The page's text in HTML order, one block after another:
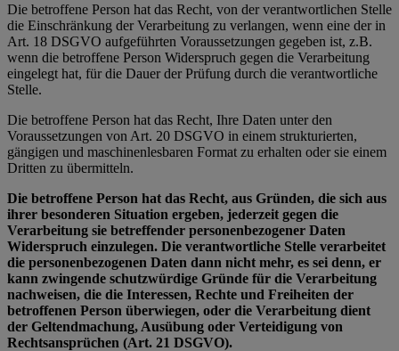
Die betroffene Person hat das Recht, von der verantwortlichen Stelle
die Einschränkung der Verarbeitung zu verlangen, wenn eine der in
Art. 18 DSGVO aufgeführten Voraussetzungen gegeben ist, z.B.
wenn die betroffene Person Widerspruch gegen die Verarbeitung
eingelegt hat, für die Dauer der Prüfung durch die verantwortliche
Stelle.
Die betroffene Person hat das Recht, Ihre Daten unter den
Voraussetzungen von Art. 20 DSGVO in einem strukturierten,
gängigen und maschinenlesbaren Format zu erhalten oder sie einem
Dritten zu übermitteln.
Die betroffene Person hat das Recht, aus Gründen, die sich aus
ihrer besonderen Situation ergeben, jederzeit gegen die
Verarbeitung sie betreffender personenbezogener Daten
Widerspruch einzulegen. Die verantwortliche Stelle verarbeitet
die personenbezogenen Daten dann nicht mehr, es sei denn, er
kann zwingende schutzwürdige Gründe für die Verarbeitung
nachweisen, die die Interessen, Rechte und Freiheiten der
betroffenen Person überwiegen, oder die Verarbeitung dient
der Geltendmachung, Ausübung oder Verteidigung von
Rechtsansprüchen (Art. 21 DSGVO).